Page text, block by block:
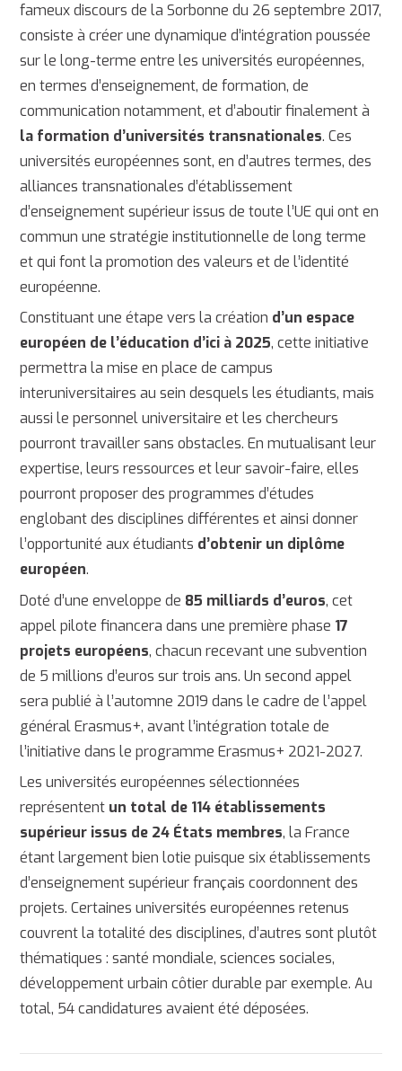
fameux discours de la Sorbonne du 26 septembre 2017,
consiste à créer une dynamique d’intégration poussée
sur le long-terme entre les universités européennes,
en termes d’enseignement, de formation, de
communication notamment, et d’aboutir finalement à
la formation d’universités transnationales. Ces
universités européennes sont, en d’autres termes, des
alliances transnationales d’établissement
d’enseignement supérieur issus de toute l’UE qui ont en
commun une stratégie institutionnelle de long terme
et qui font la promotion des valeurs et de l’identité
européenne.
Constituant une étape vers la création d’un espace
européen de l’éducation d’ici à 2025, cette initiative
permettra la mise en place de campus
interuniversitaires au sein desquels les étudiants, mais
aussi le personnel universitaire et les chercheurs
pourront travailler sans obstacles. En mutualisant leur
expertise, leurs ressources et leur savoir-faire, elles
pourront proposer des programmes d’études
englobant des disciplines différentes et ainsi donner
l’opportunité aux étudiants d’obtenir un diplôme
européen.
Doté d’une enveloppe de 85 milliards d’euros, cet
appel pilote financera dans une première phase 17
projets européens, chacun recevant une subvention
de 5 millions d’euros sur trois ans. Un second appel
sera publié à l’automne 2019 dans le cadre de l’appel
général Erasmus+, avant l’intégration totale de
l’initiative dans le programme Erasmus+ 2021-2027.
Les universités européennes sélectionnées
représentent un total de 114 établissements
supérieur issus de 24 États membres, la France
étant largement bien lotie puisque six établissements
d’enseignement supérieur français coordonnent des
projets. Certaines universités européennes retenus
couvrent la totalité des disciplines, d’autres sont plutôt
thématiques : santé mondiale, sciences sociales,
développement urbain côtier durable par exemple. Au
total, 54 candidatures avaient été déposées.